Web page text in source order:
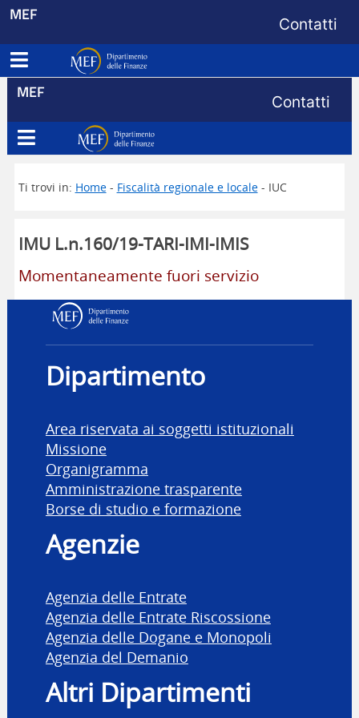
MEF Menu di
Contatti
Apri menu principale
Dipartimento delle Finanze
MEF Menu di
Contatti
Apri menu principale
Dipartimento delle Finanze
Ti trovi in: Home- Fiscalità regionale e locale- IUC
IMU L.n.160/19-TARI-IMI-IMIS
Momentaneamente fuori servizio
Dipartimento delle
Dipartimento
Area riservata ai soggetti istituzionali
Missione
Organigramma
Amministrazione trasparente
Borse di studio e formazione
Agenzie
Agenzia delle Entrate
Agenzia delle Entrate Riscossione
Agenzia delle Dogane e Monopoli
Agenzia del Demanio
Altri Dipartimenti